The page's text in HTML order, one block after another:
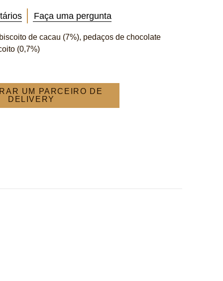
Faça uma pergunta
de cacau (7%), pedaços de chocolate
(0,7%)
UM PARCEIRO DE
DELIVERY